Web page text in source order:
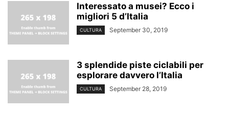
Interessato a musei? Ecco i
migliori 5 d’Italia
CULTURA September 30, 2019
3 splendide piste ciclabili per
esplorare davvero l’Italia
CULTURA September 28, 2019